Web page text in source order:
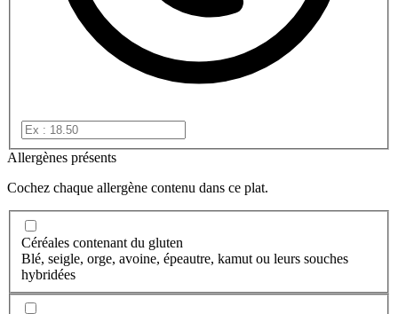
Allergènes présents
Cochez chaque allergène contenu dans ce plat.
Céréales contenant du gluten
Blé, seigle, orge, avoine, épeautre, kamut ou leurs souches
hybridées